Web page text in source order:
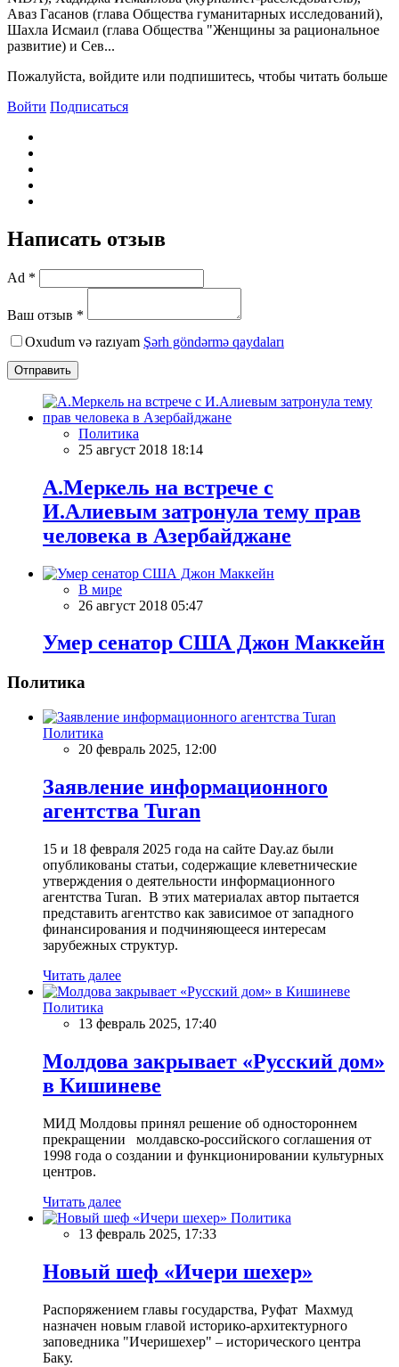
Аваз Гасанов (глава Общества гуманитарных исследований),
Шахла Исмаил (глава Общества "Женщины за рациональное
развитие) и Сев...
Пожалуйста, войдите или подпишитесь, чтобы читать больше
Войти Подписаться
Написать отзыв
Ad *
Ваш отзыв *
Oxudum və razıyam Şərh göndərmə qaydaları
Отправить
Политика
25 август 2018 18:14
А.Меркель на встрече с
И.Алиевым затронула тему прав
человека в Азербайджане
В мире
26 август 2018 05:47
Умер сенатор США Джон Маккейн
Политика
Политика
20 февраль 2025, 12:00
Заявление информационного
агентства Turan
15 и 18 февраля 2025 года на сайте Day.az были
опубликованы статьи, содержащие клеветнические
утверждения о деятельности информационного
агентства Turan. В этих материалах автор пытается
представить агентство как зависимое от западного
финансирования и подчиняющееся интересам
зарубежных структур.
Читать далее
Политика
13 февраль 2025, 17:40
Молдова закрывает «Русский дом»
в Кишиневе
МИД Молдовы принял решение об одностороннем
прекращении молдавско-российского соглашения от
1998 года о создании и функционировании культурных
центров.
Читать далее
Политика
13 февраль 2025, 17:33
Новый шеф «Ичери шехер»
Распоряжением главы государства, Руфат Махмуд
назначен новым главой историко-архитектурного
заповедника "Ичеришехер" – исторического центра
Баку.